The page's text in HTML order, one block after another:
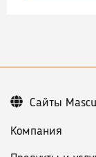
Компания
Сайты